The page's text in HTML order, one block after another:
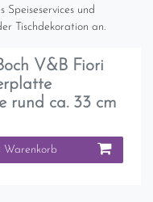
Speiseservices und
Tischdekoration an.
V&B Fiori
rund ca. 33 cm
Warenkorb